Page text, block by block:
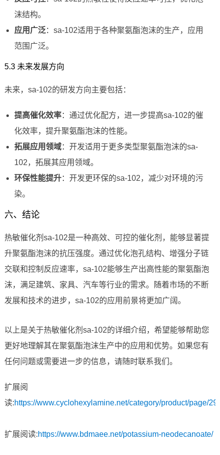
沫结构。
应用广泛：sa-102适用于各种聚氨酯泡沫的生产，应用
范围广泛。
5.3 未来发展方向
未来，sa-102的研发方向主要包括：
提高催化效率：通过优化配方，进一步提高sa-102的催
化效率，提升聚氨酯泡沫的性能。
拓展应用领域：开发适用于更多类型聚氨酯泡沫的sa-
102，拓展其应用领域。
环保性能提升：开发更环保的sa-102，减少对环境的污
染。
六、结论
热敏催化剂sa-102是一种高效、可控的催化剂，能够显著提
升聚氨酯泡沫的抗压强度。通过优化泡孔结构、增强分子链
交联和控制反应速率，sa-102能够生产出高性能的聚氨酯泡
沫，满足建筑、家具、汽车等行业的需求。随着市场的不断
发展和技术的进步，sa-102的应用前景将更加广阔。
以上是关于热敏催化剂sa-102的详细介绍，希望能够帮助您
更好地理解其在聚氨酯泡沫生产中的应用和优势。如果您有
任何问题或需要进一步的信息，请随时联系我们。
扩展阅
读:https://www.cyclohexylamine.net/category/product/page/29/
扩展阅读:https://www.bdmaee.net/potassium-neodecanoate/